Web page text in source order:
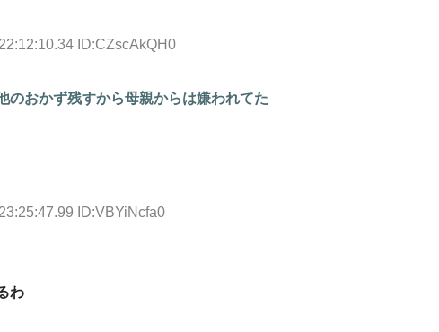
ID:CZscAkQH0
のおかず残すから母親からは嫌われてた
ID:VBYiNcfa0
わ